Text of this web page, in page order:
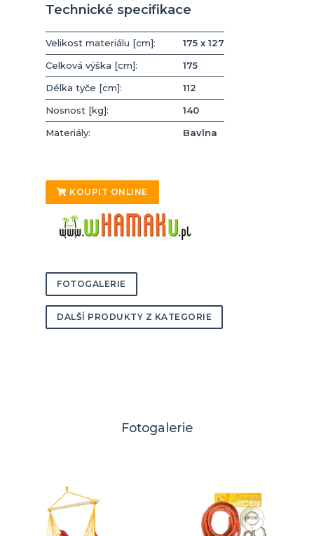
Technické specifikace
Velikost materiálu [cm]:
175 x 127
Celková výška [cm]:
175
Délka tyče [cm]:
112
Nosnost [kg]:
140
Materiály:
Bavlna
KOUPIT ONLINE
FOTOGALERIE
DALŠÍ PRODUKTY Z KATEGORIE
Fotogalerie